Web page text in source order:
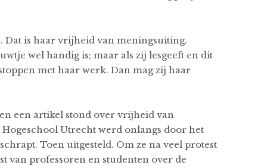
Dat is haar vrijheid van meningsuiting.
wel handig is; maar als zij lesgeeft en dit
met haar werk. Dan mag zij haar
een artikel stond over vrijheid van
Utrecht werd onlangs door het
Toen uitgesteld. Om ze na veel protest
van professoren en studenten over de